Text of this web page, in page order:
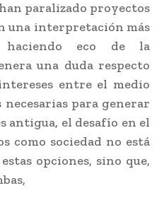
paralizado proyectos
una interpretación más
eco de la
una duda respecto
entre el medio
para generar
antigua, el desafío en el
como sociedad no está
opciones, sino que,